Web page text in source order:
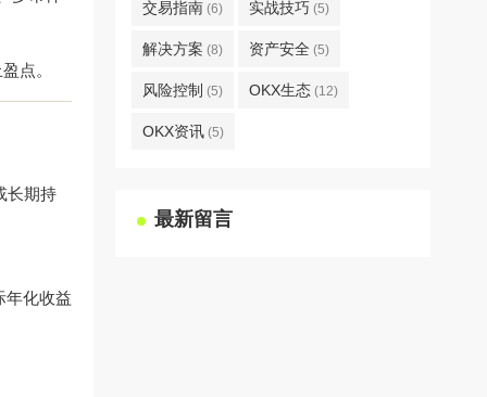
点。
长期持
年化收益
交易指南 (6) 实战技巧 (5)
解决方案 (8) 资产安全 (5)
风险控制 (5) OKX生态 (12)
OKX资讯 (5)
最新留言